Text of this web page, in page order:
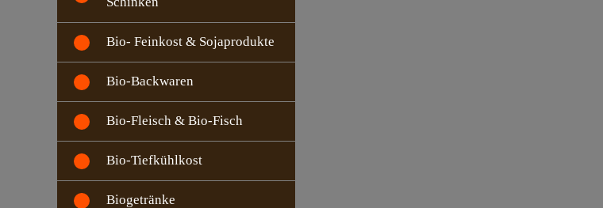
Bio- Feinkost & Sojaprodukte
Bio-Backwaren
Bio-Fleisch & Bio-Fisch
Bio-Tiefkühlkost
Biogetränke